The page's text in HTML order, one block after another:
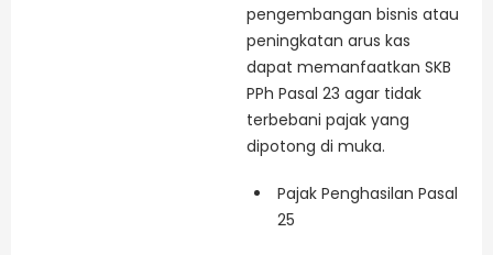
pengembangan bisnis atau
peningkatan arus kas
dapat memanfaatkan SKB
PPh Pasal 23 agar tidak
terbebani pajak yang
dipotong di muka.
Pajak Penghasilan Pasal
25